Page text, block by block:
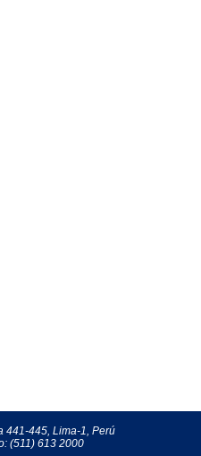
441-445, Lima-1, Perú
(511) 613 2000